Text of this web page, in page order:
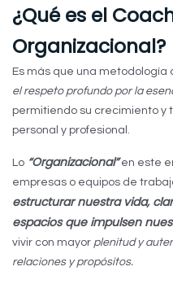
¿Qué es el
Organizacional?
Es más que una metodología
el respeto profundo por la
permitiendo su crecimiento y
personal y profesional.
Lo “Organizacional”en este
empresas o equipos de
estructurar nuestra vida,
espacios que impulsen
vivir con mayor plenitud y
relaciones y propósitos.